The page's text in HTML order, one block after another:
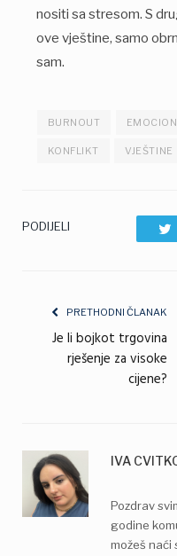
nositi sa stresom. S
ove vještine, samo
sam.
BURNOUT
KONFLIKT VJEŠTINE
PODIJELI
PRETHODNI ČLANAK
Je li bojkot trgovina
rješenje za visoke
cijene?
IVA
Pozdrav
godine
možeš naći